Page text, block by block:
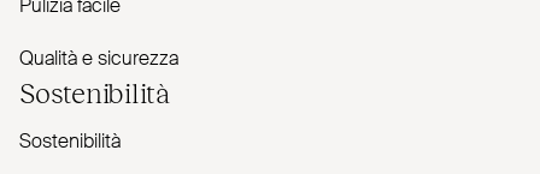
Pulizia facile
Qualità e sicurezza
Sostenibilità
Sostenibilità